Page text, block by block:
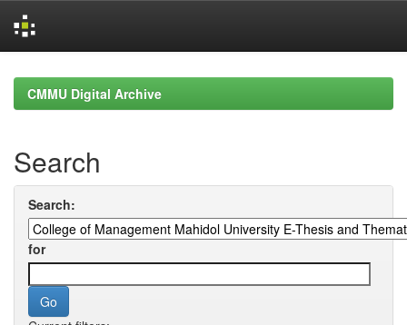
navigationCMMU Digital Archive
Search
Search:
for